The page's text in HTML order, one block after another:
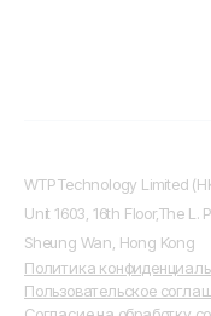
WTP Technology Limited
Unit 1603, 16th Floor,The
Sheung Wan, Hong Kong
Политика
Пользовательское